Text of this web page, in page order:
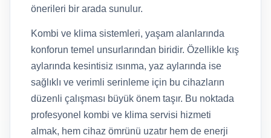
önerileri bir arada sunulur.
Kombi ve klima sistemleri, yaşam alanlarında
konforun temel unsurlarından biridir. Özellikle kış
aylarında kesintisiz ısınma, yaz aylarında ise
sağlıklı ve verimli serinleme için bu cihazların
düzenli çalışması büyük önem taşır. Bu noktada
profesyonel kombi ve klima servisi hizmeti
almak, hem cihaz ömrünü uzatır hem de enerji